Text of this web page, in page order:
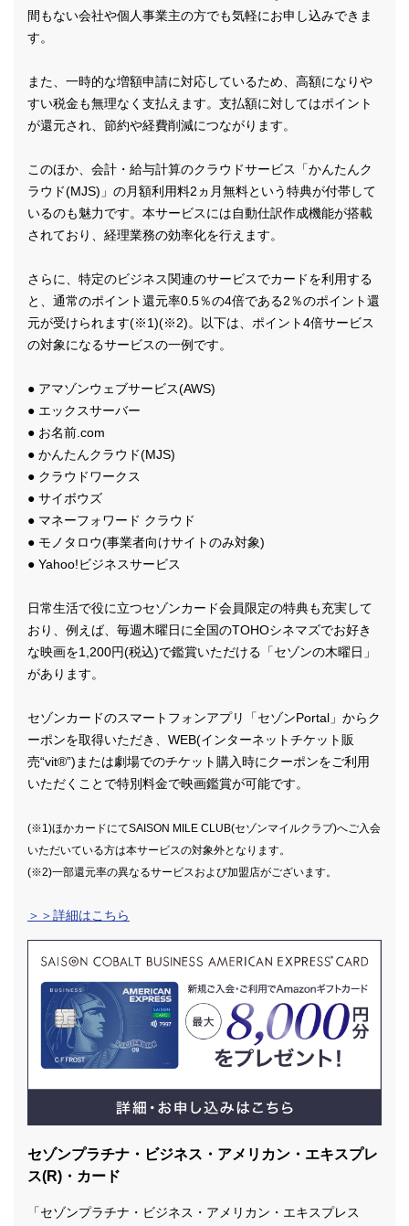
間もない会社や個人事業主の方でも気軽にお申し込みできま
す。
また、一時的な増額申請に対応しているため、高額になりや
すい税金も無理なく支払えます。支払額に対してはポイント
が還元され、節約や経費削減につながります。
このほか、会計・給与計算のクラウドサービス「かんたんク
ラウド(MJS)」の月額利用料2ヵ月無料という特典が付帯して
いるのも魅力です。本サービスには自動仕訳作成機能が搭載
されており、経理業務の効率化を行えます。
さらに、特定のビジネス関連のサービスでカードを利用する
と、通常のポイント還元率0.5％の4倍である2％のポイント還
元が受けられます(※1)(※2)。以下は、ポイント4倍サービス
の対象になるサービスの一例です。
● アマゾンウェブサービス(AWS)
● エックスサーバー
● お名前.com
● かんたんクラウド(MJS)
● クラウドワークス
● サイボウズ
● マネーフォワード クラウド
● モノタロウ(事業者向けサイトのみ対象)
● Yahoo!ビジネスサービス
日常生活で役に立つセゾンカード会員限定の特典も充実して
おり、例えば、毎週木曜日に全国のTOHOシネマズでお好き
な映画を1,200円(税込)で鑑賞いただける「セゾンの木曜日」
があります。
セゾンカードのスマートフォンアプリ「セゾンPortal」からク
ーポンを取得いただき、WEB(インターネットチケット販
売“vit®”)または劇場でのチケット購入時にクーポンをご利用
いただくことで特別料金で映画鑑賞が可能です。
(※1)ほかカードにてSAISON MILE CLUB(セゾンマイルクラブ)へご入会
いただいている方は本サービスの対象外となります。
(※2)一部還元率の異なるサービスおよび加盟店がございます。
＞＞詳細はこちら
セゾンプラチナ・ビジネス・アメリカン・エキスプレ
ス(R)・カード
「セゾンプラチナ・ビジネス・アメリカン・エキスプレス